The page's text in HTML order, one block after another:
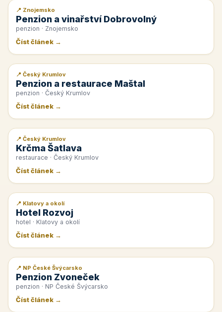
📰 PR článek
📍 Znojemsko
Penzion a vinařství Dobrovolný
penzion · Znojemsko
Číst článek →
📰 PR článek
📍 Český Krumlov
Penzion a restaurace Maštal
penzion · Český Krumlov
Číst článek →
📰 PR článek
📍 Český Krumlov
Krčma Šatlava
restaurace · Český Krumlov
Číst článek →
📰 PR článek
📍 Klatovy a okolí
Hotel Rozvoj
hotel · Klatovy a okolí
Číst článek →
📰 PR článek
📍 NP České Švýcarsko
Penzion Zvoneček
penzion · NP České Švýcarsko
Číst článek →